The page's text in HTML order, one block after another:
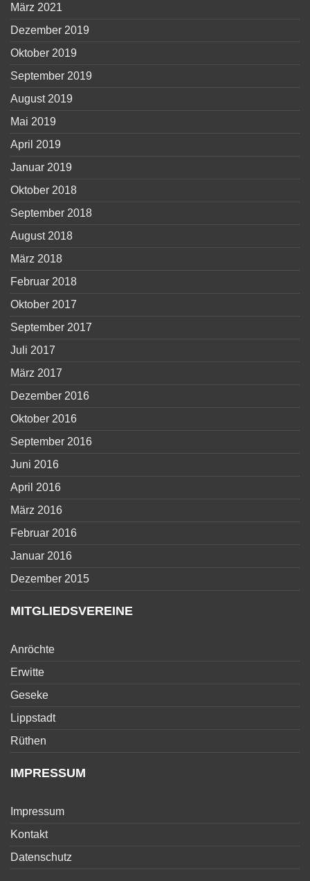
März 2021
Dezember 2019
Oktober 2019
September 2019
August 2019
Mai 2019
April 2019
Januar 2019
Oktober 2018
September 2018
August 2018
März 2018
Februar 2018
Oktober 2017
September 2017
Juli 2017
März 2017
Dezember 2016
Oktober 2016
September 2016
Juni 2016
April 2016
März 2016
Februar 2016
Januar 2016
Dezember 2015
MITGLIEDSVEREINE
Anröchte
Erwitte
Geseke
Lippstadt
Rüthen
IMPRESSUM
Impressum
Kontakt
Datenschutz